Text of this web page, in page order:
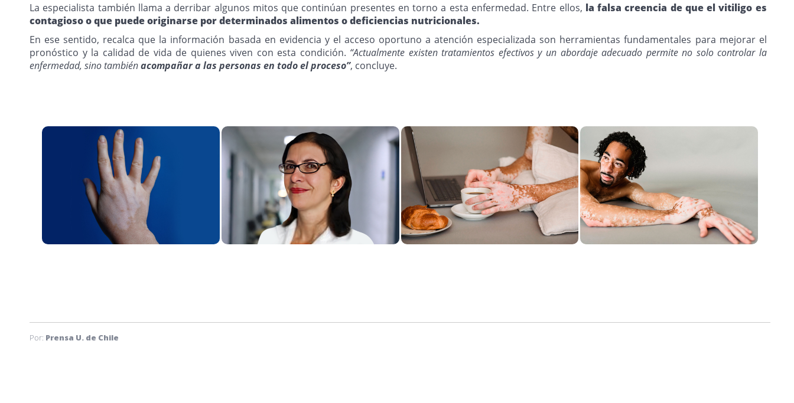
La especialista también llama a derribar algunos mitos que continúan presentes en torno a esta enfermedad. Entre ellos, la falsa creencia de que el vitiligo es
contagioso o que puede originarse por determinados alimentos o deficiencias nutricionales.
En ese sentido, recalca que la información basada en evidencia y el acceso oportuno a atención especializada son herramientas fundamentales para mejorar el
pronóstico y la calidad de vida de quienes viven con esta condición. “Actualmente existen tratamientos efectivos y un abordaje adecuado permite no solo controlar la
enfermedad, sino tambiénacompañar a las personas en todo el proceso”, concluye.
Por: Prensa U. de Chile